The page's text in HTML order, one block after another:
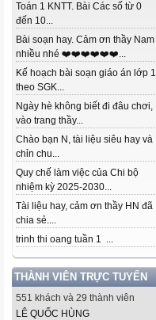
Toán 1 KNTT. Bài Các số từ 0
đến 10...
Bài soạn hay. Cảm ơn thầy Nam
nhiều nhé ❤️❤️❤️❤️❤️❤️...
Kế hoạch bài soạn giáo án lớp 1
theo SGK...
Ngày hè không biết đi đâu chơi,
vào trang thầy...
Chào bạn N, tài liệu siêu hay và
chỉn chu...
Quy chế làm việc của Chi bộ
nhiệm kỳ 2025-2030...
Tài liệu hay, cảm ơn thầy HN đã
chia sẻ....
trinh thi oang tuần 1 ...
THÀNH VIÊN TRỰC TUYẾN
551 khách và 29 thành viên
LÊ QUỐC HÙNG